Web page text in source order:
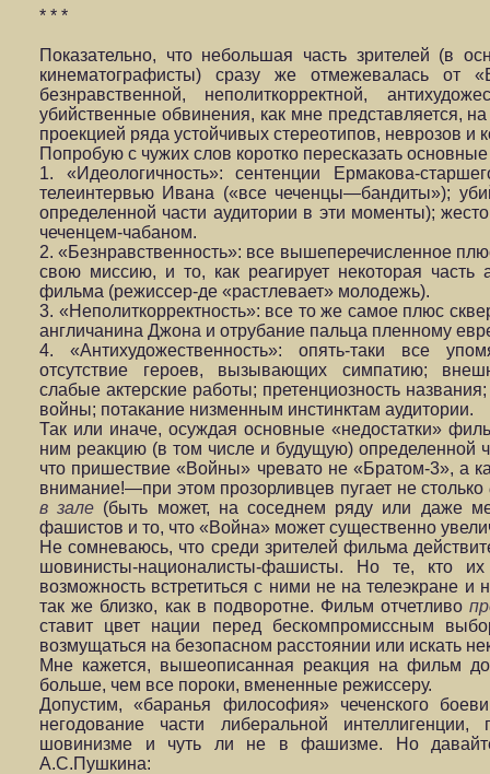
* * *
Показательно, что небольшая часть зрителей (в
кинематографисты) сразу же отмежевалась от
безнравственной, неполиткорректной,
убийственные обвинения, как мне представляется,
проекцией ряда устойчивых стереотипов, неврозов и
Попробую с чужих слов коротко пересказать
1. «Идеологичность»: сентенции Ермакова-
телеинтервью Ивана («все чеченцы—бандиты»);
определенной части аудитории в эти моменты);
чеченцем-чабаном.
2. «Безнравственность»: все вышеперечисленное
свою миссию, и то, как реагирует некоторая часть
фильма (режиссер-де «растлевает» молодежь).
3. «Неполиткорректность»: все то же самое плюс
англичанина Джона и отрубание пальца пленному
4. «Антихудожественность»: опять-таки все
отсутствие героев, вызывающих симпатию;
слабые актерские работы; претенциозность
войны; потакание низменным инстинктам аудитории.
Так или иначе, осуждая основные «недостатки»
ним реакцию (в том числе и будущую) определенной
что пришествие «Войны» чревато не «Братом-3», а
внимание!—при этом прозорливцев пугает не столько
в зале (быть может, на соседнем ряду или даже
фашистов и то, что «Война» может существенно
Не сомневаюсь, что среди зрителей фильма
шовинисты-националисты-фашисты. Но те, кто
возможность встретиться с ними не на телеэкране и
так же близко, как в подворотне. Фильм отчетливо
ставит цвет нации перед бескомпромиссным
возмущаться на безопасном расстоянии или искать
Мне кажется, вышеописанная реакция на фильм
больше, чем все пороки, вмененные режиссеру.
Допустим, «баранья философия» чеченского
негодование части либеральной
шовинизме и чуть ли не в фашизме. Но
А.С.Пушкина: